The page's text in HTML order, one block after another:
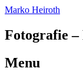
Marko Heiroth
Fotografie
Menu